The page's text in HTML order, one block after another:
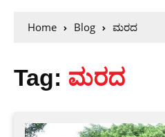
Home Blog ಮರದ
Tag: ಮರದ